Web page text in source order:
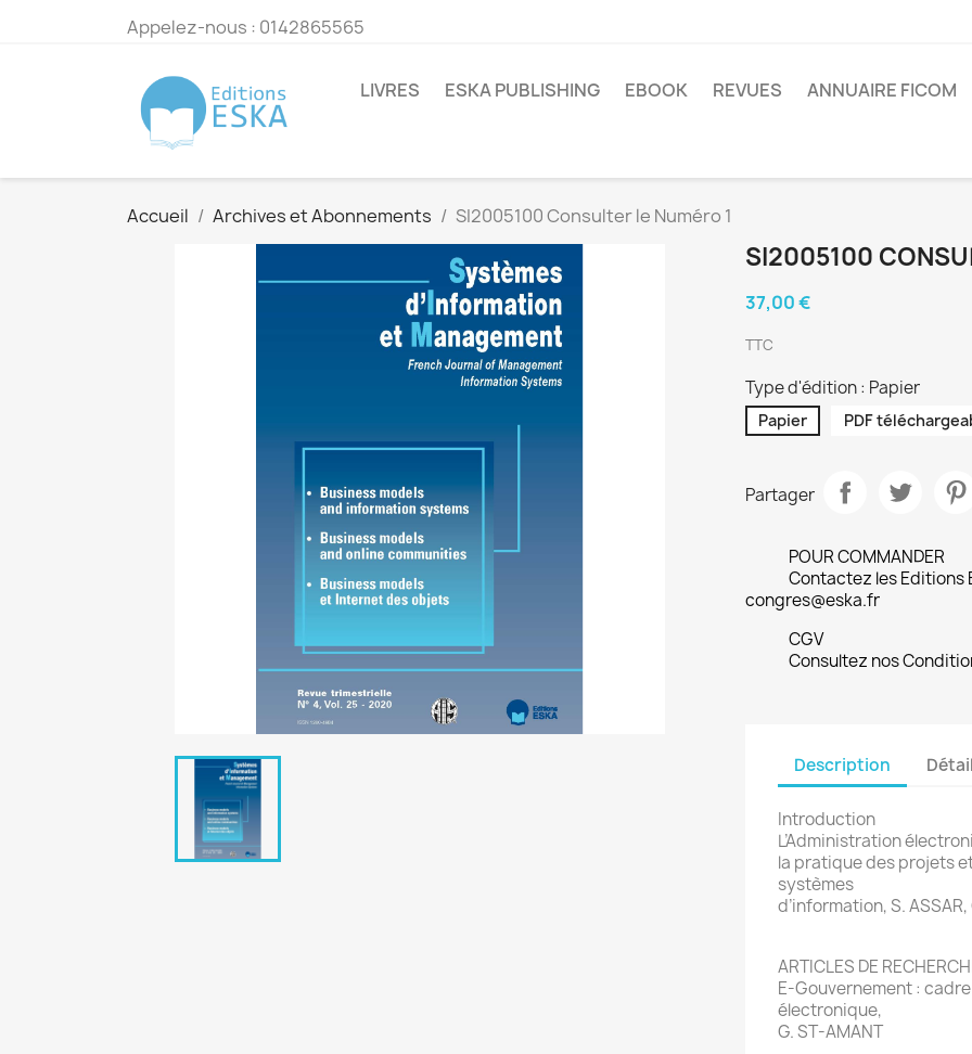
Appelez-nous : 0142865565
LIVRES ESKA PUBLISHING EBOOK REVUES ANNUAIRE FICOM
Accueil Archives et Abonnements SI2005100 Consulter le Numéro 1
SI2005100
37,00 €
TTC
Type d'édition : Papier
Papier PDF
Partager
POUR COMMANDER
Contactez les Editions
congres@eska.fr
CGV
Consultez nos
Description
Introduction
L’Administration
la pratique des projets
systèmes
d’information, S. ASSAR,
ARTICLES DE
E-Gouvernement :
électronique,
G. ST-AMANT